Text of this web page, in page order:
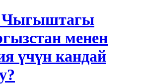
менен
үчүн кандай